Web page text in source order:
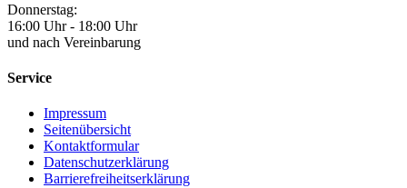
Donnerstag:
16:00 Uhr - 18:00 Uhr
und nach Vereinbarung
Service
Impressum
Seitenübersicht
Kontaktformular
Datenschutzerklärung
Barrierefreiheitserklärung